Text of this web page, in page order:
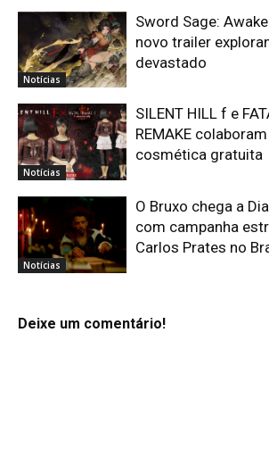
Notícias
Sword Sage:
novo trailer
devastado
Notícias
SILENT HILL f e
REMAKE
cosmética gratuita
Notícias
O Bruxo chega a
com campanha
Carlos Prates no
Deixe um comentário!